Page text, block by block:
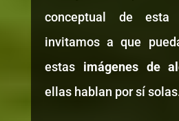
conceptual de esta
invitamos a que
estas imágenes de
ellas hablan por sí